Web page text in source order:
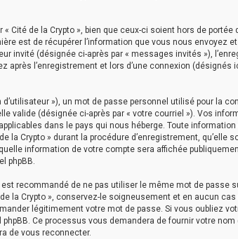
Cité de la Crypto », bien que ceux-ci soient hors de portée
est de récupérer l’information que vous nous envoyez
invité (désignée ci-après par « messages invités »),
après l’enregistrement et lors d’une connexion (désignés
»), un mot de passe personnel utilisé pour la
valide (désignée ci-après par « votre courriel »). Vos
dans le pays qui nous héberge. Toute
la Crypto » durant la procédure d’enregistrement, qu’elle
information de votre compte sera affichée
phpBB.
recommandé de ne pas utiliser le même mot de passe
la Crypto », conservez-le soigneusement et en aucun cas
légitimement votre mot de passe. Si vous oubliez
Ce processus vous demandera de fournir votre nom
de vous reconnecter.